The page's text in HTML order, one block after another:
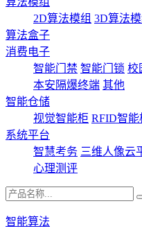
2D算法模组 3D算法模
算法盒子
消费电子
智能门禁 智能门锁 校
本安隔爆终端 其他
智能仓储
视觉智能柜 RFID智能
系统平台
智慧考务 三维人像云
心理测评
智能算法